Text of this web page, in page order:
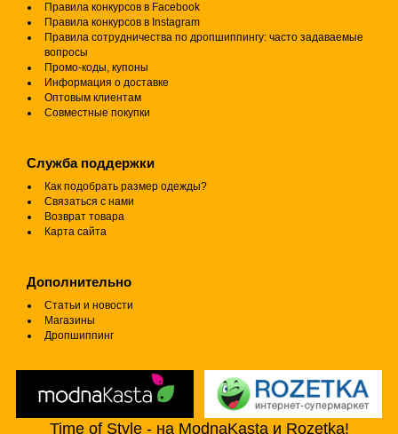
Правила конкурсов в Facebook
Правила конкурсов в Instagram
Правила сотрудничества по дропшиппингу: часто задаваемые
вопросы
Промо-коды, купоны
Информация о доставке
Оптовым клиентам
Совместные покупки
Служба поддержки
Как подобрать размер одежды?
Связаться с нами
Возврат товара
Карта сайта
Дополнительно
Статьи и новости
Магазины
Дропшиппинг
Time of Style - на ModnaKasta и Rozetka!